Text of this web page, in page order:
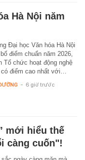
Hà Nội năm
Đại học Văn hóa Hà Nội
điểm chuẩn năm 2026,
Tổ chức hoạt động nghệ
có điểm cao nhất với…
- 6 giờ trước
mới hiểu thế
càng cuốn"!